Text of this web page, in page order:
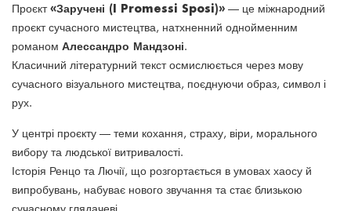
Проєкт«Заручені (I Promessi Sposi)» — це міжнародний
проєкт сучасного мистецтва, натхненний однойменним
романом Алессандро Мандзоні.
Класичний літературний текст осмислюється через мову
сучасного візуального мистецтва, поєднуючи образ, символ і
рух.
У центрі проєкту — теми кохання, страху, віри, морального
вибору та людської витривалості.
Історія Ренцо та Лючії, що розгортається в умовах хаосу й
випробувань, набуває нового звучання та стає близькою